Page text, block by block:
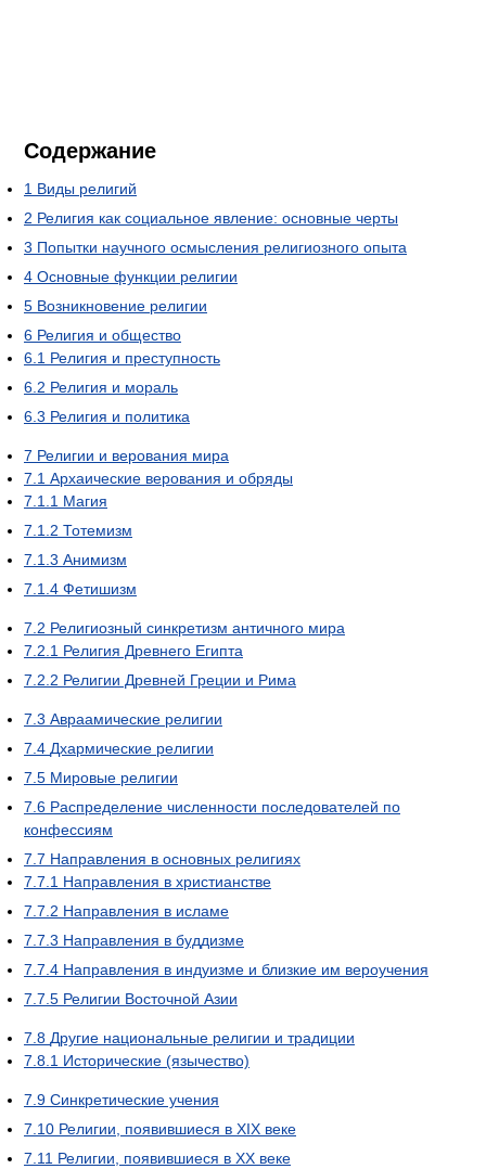
Содержание
1 Виды религий
2 Религия как социальное явление: основные черты
3 Попытки научного осмысления религиозного опыта
4 Основные функции религии
5 Возникновение религии
6 Религия и общество
6.1 Религия и преступность
6.2 Религия и мораль
6.3 Религия и политика
7 Религии и верования мира
7.1 Архаические верования и обряды
7.1.1 Магия
7.1.2 Тотемизм
7.1.3 Анимизм
7.1.4 Фетишизм
7.2 Религиозный синкретизм античного мира
7.2.1 Религия Древнего Египта
7.2.2 Религии Древней Греции и Рима
7.3 Авраамические религии
7.4 Дхармические религии
7.5 Мировые религии
7.6 Распределение численности последователей по
конфессиям
7.7 Направления в основных религиях
7.7.1 Направления в христианстве
7.7.2 Направления в исламе
7.7.3 Направления в буддизме
7.7.4 Направления в индуизме и близкие им вероучения
7.7.5 Религии Восточной Азии
7.8 Другие национальные религии и традиции
7.8.1 Исторические (язычество)
7.9 Синкретические учения
7.10 Религии, появившиеся в XIX веке
7.11 Религии, появившиеся в XX веке